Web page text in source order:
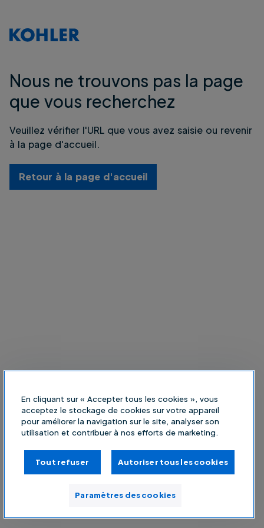
Nous ne trouvons pas la page
que vous recherchez
Veuillez vérifier l'URL que vous avez saisie ou revenir
à la page d'accueil.
Retour à la page d'accueil
En cliquant sur « Accepter tous les cookies », vous
acceptez le stockage de cookies sur votre appareil
pour améliorer la navigation sur le site, analyser son
utilisation et contribuer à nos efforts de marketing.
Tout refuser Autoriser tous les cookies
Paramètres des cookies